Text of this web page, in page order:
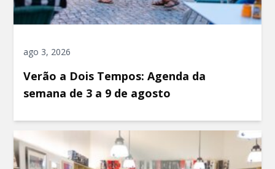
ago 3, 2026
Verão a Dois Tempos: Agenda da
semana de 3 a 9 de agosto